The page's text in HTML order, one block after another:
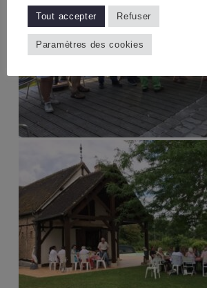
Tout accepter Refuser
Paramètres des cookies